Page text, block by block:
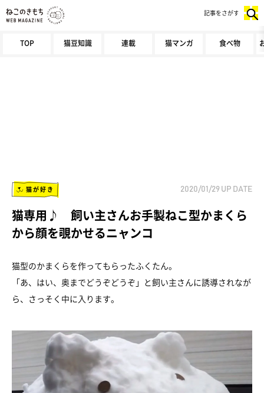
TOP 猫豆知識 連載 猫マンガ 食べ物
記事をさがす
猫が好き 2020/01/29 UP DATE
猫専用♪ 飼い主さんお手製ねこ型かまくら
から顔を覗かせるニャンコ
猫型のかまくらを作ってもらったふくたん。
「あ、はい、奥までどうぞどうぞ」と飼い主さんに誘導されなが
ら、さっそく中に入ります。